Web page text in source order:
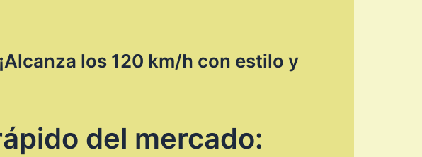
los 120 km/h con estilo y
del mercado: